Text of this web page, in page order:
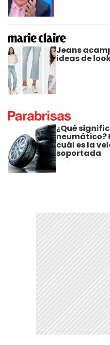
Jeans
ideas de
¿Qué
neumático?
cuál es la
soportada